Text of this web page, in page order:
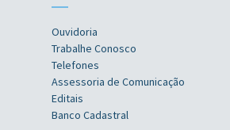
Ouvidoria
Trabalhe Conosco
Telefones
Assessoria de Comunicação
Editais
Banco Cadastral